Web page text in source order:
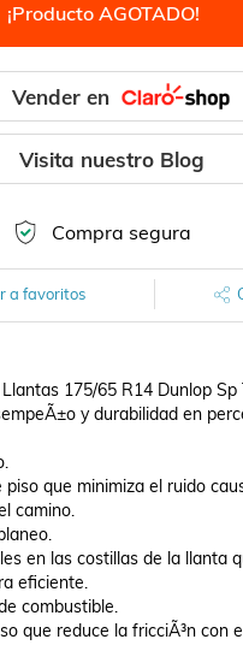
¡Producto AGOTADO!
Vender en
Visita nuestro Blog
Compra segura
a favoritos
175/65 R14 Dunlop Sp
y durabilidad en
piso que minimiza el ruido
camino.
en las costillas de la llanta
eficiente.
combustible.
que reduce la fricciÃ³n con